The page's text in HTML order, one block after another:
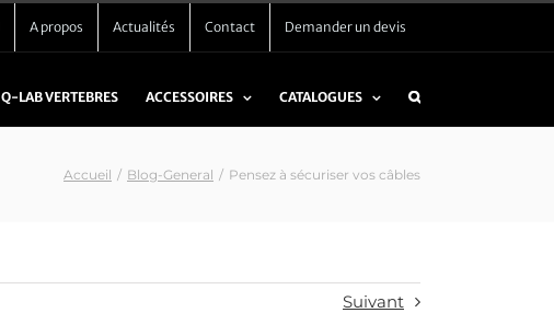
A propos Actualités Contact Demander un devis
Q-LAB VERTEBRES ACCESSOIRES CATALOGUES
Accueil / Blog-General / Pensez à sécuriser vos câbles
Suivant